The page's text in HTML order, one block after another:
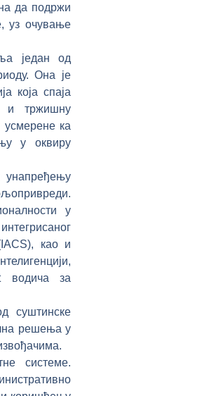
да подржи
уз очување
један од
Она је
која спаја
и тржишну
ка
у оквиру
унапређењу
у
као и
водича за
суштинске
решења у
системе.